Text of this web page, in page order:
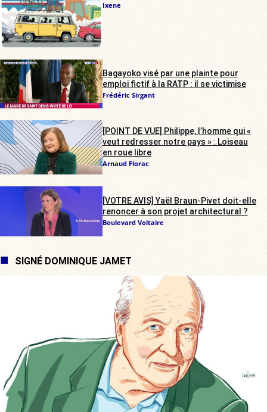
Ixene
Bagayoko visé par une plainte pour
emploi fictif à la RATP : il se victimise
Frédéric Sirgant
[POINT DE VUE] Philippe, l’homme qui «
veut redresser notre pays » : Loiseau
en roue libre
Arnaud Florac
[VOTRE AVIS] Yaël Braun-Pivet doit-elle
renoncer à son projet architectural ?
Boulevard Voltaire
SIGNÉ DOMINIQUE JAMET